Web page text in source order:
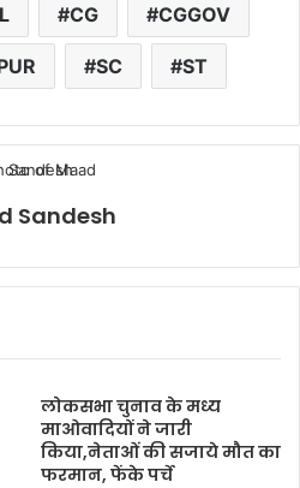
CG CGGOV
SC ST
Sandesh
लोकसभा चुनाव के मध्य
माओवादियों ने जारी
किया,नेताओं की सजाये मौत का
फरमान, फेंके पर्चे